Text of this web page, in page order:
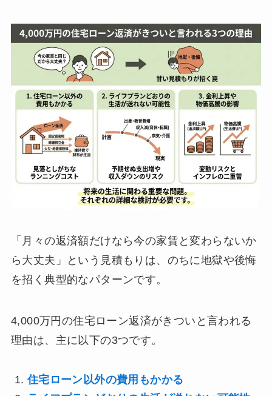
「月々の返済額だけなら今の家賃と変わらないか
ら大丈夫」という見積もりは、のちに地獄や後悔
を招く典型的なパターンです。
4,000万円の住宅ローン返済がきついと言われる
理由は、主に以下の3つです。
住宅ローン以外の費用もかかる